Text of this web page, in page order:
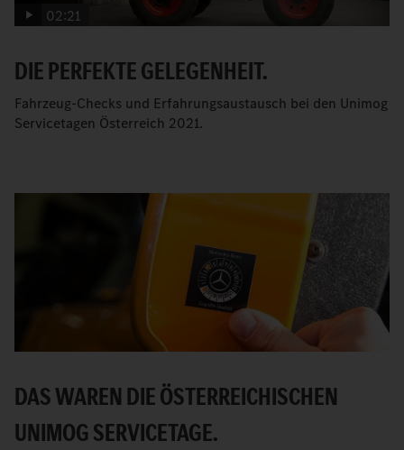
02:21
DIE PERFEKTE GELEGENHEIT.
Fahrzeug-Checks und Erfahrungsaustausch bei den Unimog
Servicetagen Österreich 2021.
DAS WAREN DIE ÖSTERREICHISCHEN
UNIMOG SERVICETAGE.